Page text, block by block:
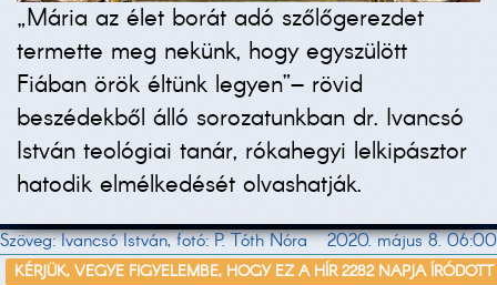
„Mária az élet borát adó szőlőgerezdet
termette meg nekünk, hogy egyszülött
Fiában örök éltünk legyen”– rövid
beszédekből álló sorozatunkban dr. Ivancsó
István teológiai tanár, rókahegyi lelkipásztor
hatodik elmélkedését olvashatják.
Szöveg: Ivancsó István, fotó: P. Tóth Nóra 2020. május 8. 06:00
KÉRJÜK, VEGYE FIGYELEMBE, HOGY EZ A HÍR 2282 NAPJA ÍRÓDOTT